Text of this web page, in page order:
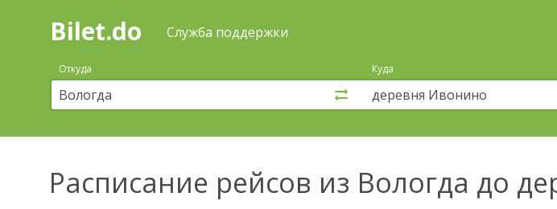
Поиск
покупка
билетов
автобус
онлайн
Bilet.do Служба поддержки
Откуда Куда
Расписание рейсов из Вологда до